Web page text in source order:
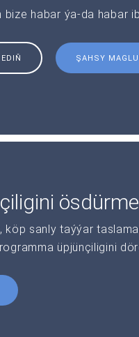
bize habar ýa-da habar
ŞAHSY
sanly taýýar
üpjünçiligini